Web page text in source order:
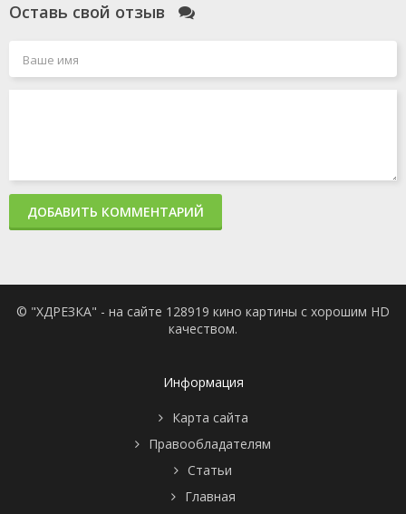
Оставь свой отзыв
ДОБАВИТЬ КОММЕНТАРИЙ
© "ХДРЕЗКА" - на сайте 128919 кино картины с хорошим HD
качеством.
Информация
Карта сайта
Правообладателям
Статьи
Главная